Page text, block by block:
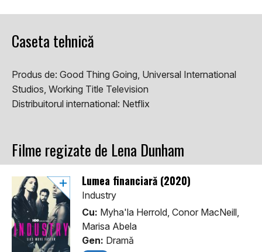
Caseta tehnică
Produs de: Good Thing Going, Universal International
Studios, Working Title Television
Distribuitorul international: Netflix
Filme regizate de Lena Dunham
Lumea financiară (2020)
Industry
Cu: Myha'la Herrold, Conor MacNeill,
Marisa Abela
Gen: Dramă